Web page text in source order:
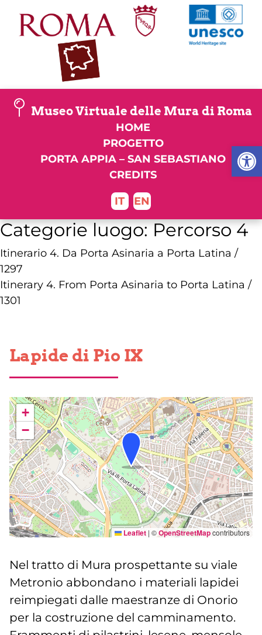
Apri
content
Museo Virtuale delle Mura di Roma
HOME
PROGETTO
PORTA APPIA – SAN SEBASTIANO
CREDITS
IT EN
Categorie luogo:Percorso 4
Itinerario 4. Da Porta Asinaria a Porta Latina /
1297
Itinerary 4. From Porta Asinaria to Porta Latina /
1301
Lapide di Pio IX
+
−
Leaflet | ©OpenStreetMapcontributors
Nel tratto di Mura prospettante su viale
Metronio abbondano i materiali lapidei
reimpiegati dalle maestranze di Onorio
per la costruzione del camminamento.